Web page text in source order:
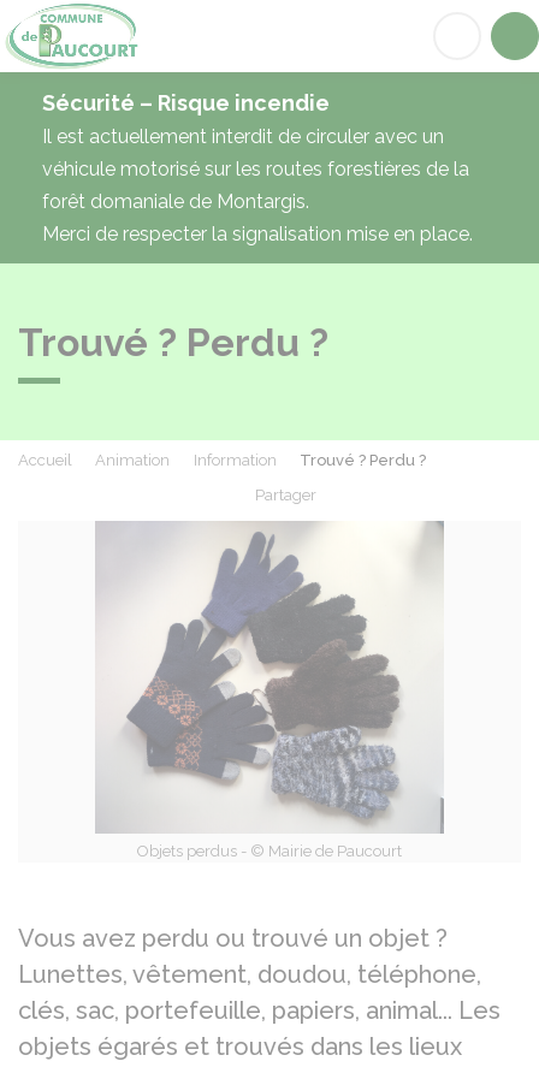
Sécurité – Risque incendie
Il est actuellement interdit de circuler avec un
véhicule motorisé sur les routes forestières de la
forêt domaniale de Montargis.
Merci de respecter la signalisation mise en place.
Trouvé ? Perdu ?
Accueil Animation Information
Trouvé ? Perdu ?
Partager
Objets perdus - © Mairie de Paucourt
Vous avez perdu ou trouvé un objet ?
Lunettes, vêtement, doudou, téléphone,
clés, sac, portefeuille, papiers, animal... Les
objets égarés et trouvés dans les lieux